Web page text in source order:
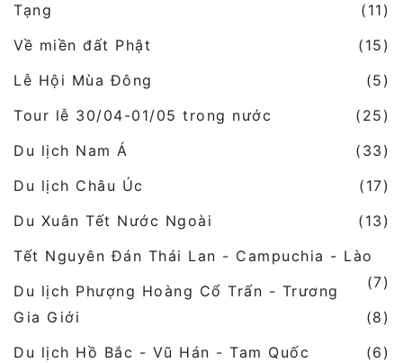
Tạng
(11)
Về miền đất Phật
(15)
Lễ Hội Mùa Đông
(5)
Tour lễ 30/04-01/05 trong nước
(25)
Du lịch Nam Á
(33)
Du lịch Châu Úc
(17)
Du Xuân Tết Nước Ngoài
(13)
Tết Nguyên Đán Thái Lan - Campuchia - Lào
(7)
Du lịch Phượng Hoàng Cổ Trấn - Trương
Gia Giới
(8)
Du lịch Hồ Bắc - Vũ Hán - Tam Quốc
(6)